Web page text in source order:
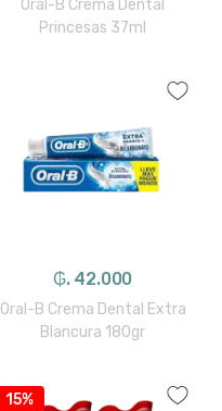
Oral-B Crema Dental
Princesas 37ml
₲. 42.000
Oral-B Crema Dental Extra
Blancura 180gr
15%